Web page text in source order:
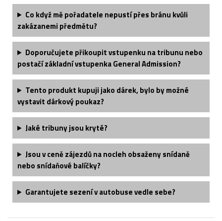
Co když mě pořadatele nepustí přes bránu kvůli
zakázanemi předmětu?
Doporučujete přikoupit vstupenku na tribunu nebo
postačí základní vstupenka General Admission?
Tento produkt kupuji jako dárek, bylo by možné
vystavit dárkový poukaz?
Jaké tribuny jsou kryté?
Jsou v ceně zájezdů na nocleh obsaženy snídaně
nebo snídaňové balíčky?
Garantujete sezení v autobuse vedle sebe?